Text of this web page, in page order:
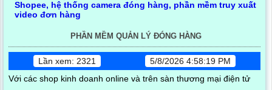
PHẦN MỀM QUẢN LÝ ĐÓNG HÀNG
Lần xem: 2321
5/8/2026 4:58:19 PM
Với các shop kinh doanh online và trên sàn thương mại điện tử